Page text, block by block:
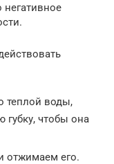
негативное
теплой воды,
чтобы она
отжимаем его.